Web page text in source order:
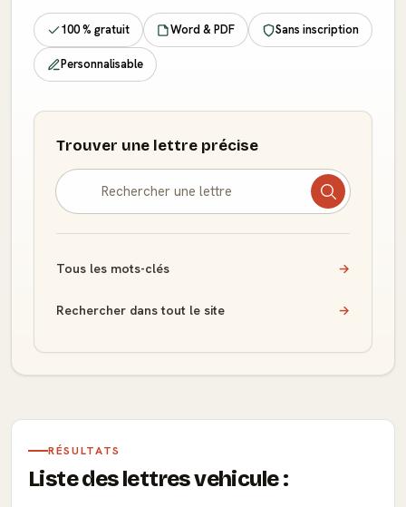
100 % gratuit Word & PDF Sans inscription
Personnalisable
Trouver une lettre précise
Tous les mots-clés →
Rechercher dans tout le site →
RÉSULTATS
Liste des lettres vehicule :